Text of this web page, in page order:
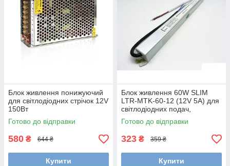
Блок живлення понижуючий
для світлодіодних стрічок 12V
150Вт
Готово до відправки
580 ₴ 644 ₴
Купити
Блок живлення 60W SLIM
LTR-MTK-60-12 (12V 5A) для
світлодіодних подач,
додатків, лінійок
Готово до відправки
323 ₴ 359 ₴
Купити